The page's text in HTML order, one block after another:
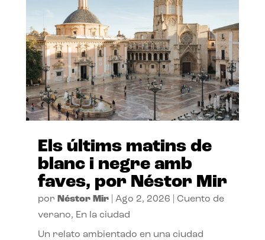
Els últims matins de
blanc i negre amb
faves, por Néstor Mir
por Néstor Mir| Ago 2, 2026
Cuento de
verano, En la ciudad
Un relato ambientado en una ciudad